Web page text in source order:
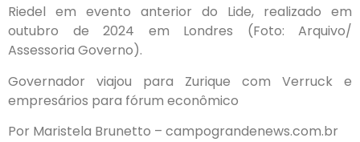
Riedel em evento anterior do Lide, realizado em
outubro de 2024 em Londres (Foto: Arquivo/
Assessoria Governo).
Governador viajou para Zurique com Verruck e
empresários para fórum econômico
Por Maristela Brunetto – campograndenews.com.br